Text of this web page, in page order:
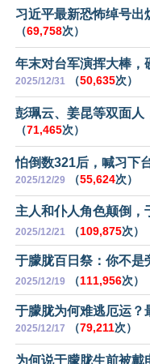
习近平最新恐怖绰号出
（69,758次）
年末对台军演挥大棒，
2025/12/31 （50,635次）
彭珮云、姜昆等双面人
（71,465次）
怕倒数321后，喊习下
2025/12/29 （55,624次）
主人和仆人角色颠倒，
2025/12/21 （109,875次）
于朦胧百日祭：你不是
2025/12/19 （111,956次）
于朦胧为何难逃厄运
2025/12/17 （79,211次）
为何说于朦胧生前被戴